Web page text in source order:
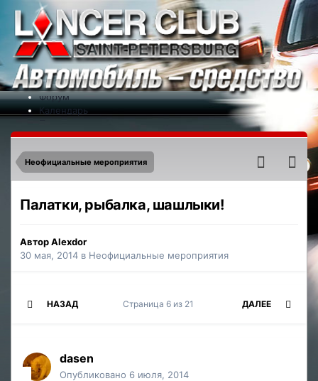
Меню
На сайт
Форум
Календарь
Новости
Контакты
Неофициальные мероприятия
Палатки, рыбалка, шашлыки!
АвторAlexdor
30 мая, 2014 в Неофициальные мероприятия
НАЗАД ДАЛЕЕ
Страница 6 из 21
dasen
Опубликовано 6 июля, 2014